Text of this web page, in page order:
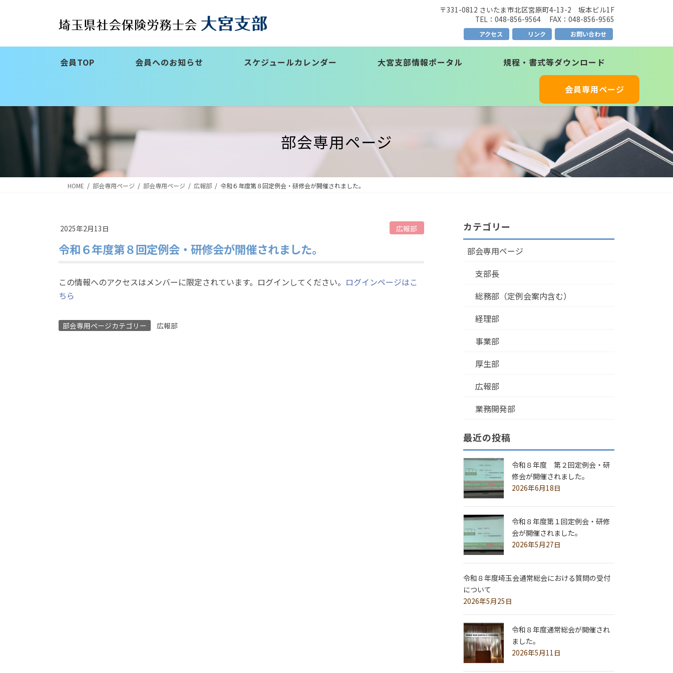
ン
ー
〒331-0812 さいたま市北区宮原町4-13-2 坂本ビル1F
TEL：048-856-9564 FAX：048-856-9565
アクセス リンク お問い合わせ
会員TOP 会員へのお知らせ スケジュールカレンダー 大宮支部情報ポータル 規程・書式等ダウンロード
会員専用ページ
部会専用ページ
HOME 部会専用ページ 部会専用ページ 広報部 令和６年度第８回定例会・研修会が開催されました。
2025年2月13日 広報部
令和６年度第８回定例会・研修会が開催されました。
この情報へのアクセスはメンバーに限定されています。ログインしてください。 ログインページはこ
ちら
部会専用ページカテゴリー 広報部
カテゴリー
部会専用ページ
支部長
総務部（定例会案内含む）
経理部
事業部
厚生部
広報部
業務開発部
最近の投稿
令和８年度 第２回定例会・研
修会が開催されました。
2026年6月18日
令和８年度第１回定例会・研修
会が開催されました。
2026年5月27日
令和８年度埼玉会通常総会における質問の受付
について
2026年5月25日
令和８年度通常総会が開催され
ました。
2026年5月11日